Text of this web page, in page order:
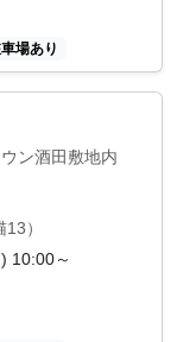
場あり
ン酒田敷地内
）
10:00～